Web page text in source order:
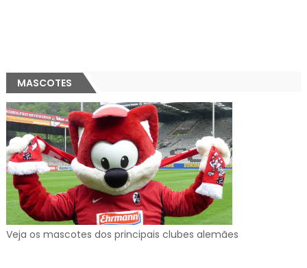
MASCOTES
Veja os mascotes dos principais clubes alemães